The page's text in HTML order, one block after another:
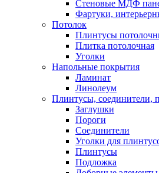
Стеновые МДФ
Фартуки,
Потолок
Плинтусы
Плитка потолочная
Уголки
Напольные покрытия
Ламинат
Линолеум
Плинтусы, соединители,
Заглушки
Пороги
Соединители
Уголки для
Плинтусы
Подложка